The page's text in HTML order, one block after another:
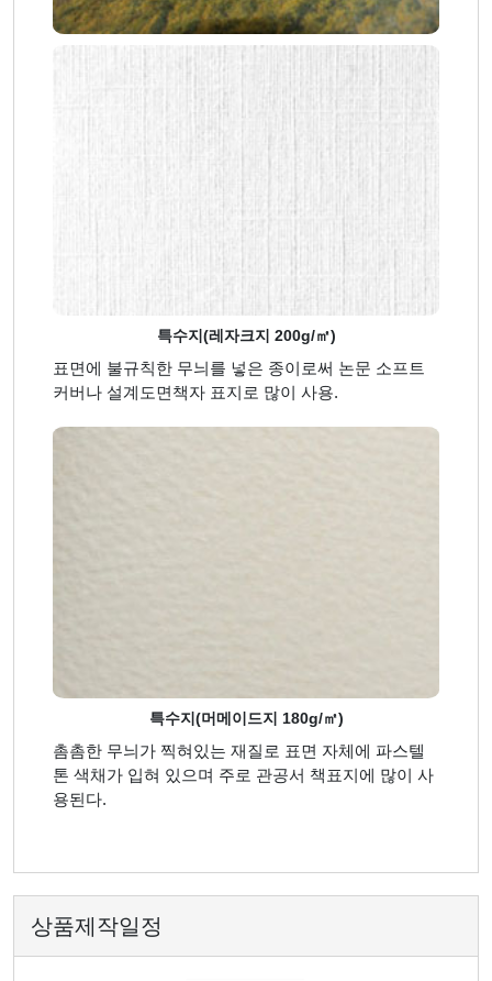
특수지(레자크지 200g/㎡)
표면에 불규칙한 무늬를 넣은 종이로써 논문 소프트
커버나 설계도면책자 표지로 많이 사용.
특수지(머메이드지 180g/㎡)
촘촘한 무늬가 찍혀있는 재질로 표면 자체에 파스텔
톤 색채가 입혀 있으며 주로 관공서 책표지에 많이 사
용된다.
상품제작일정